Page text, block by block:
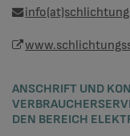
ANSCHRIFT UND
DEN BEREICH